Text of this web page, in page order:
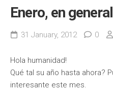
Enero, en
31 January, 2012 0
Hola humanidad!
Qué tal su año hasta ahora?
interesante este mes.